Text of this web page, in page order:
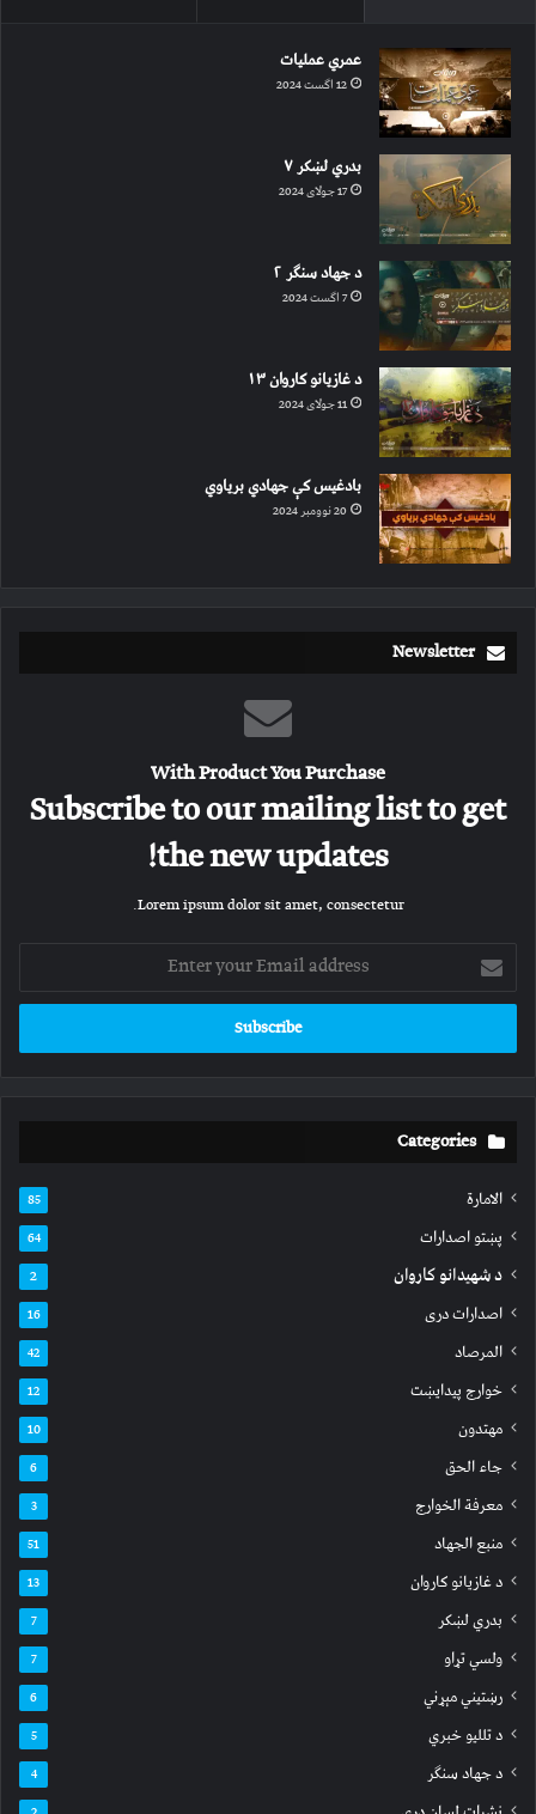
عمري عملیات
12 اگست 2024
بدري لښکر ۷
17 جولای 2024
د جهاد سنګر ۲
7 اگست 2024
د غازیانو کاروان ۱۳
11 جولای 2024
بادغیس کې جهادي بریاوي
20 نوومبر 2024
Newsletter
With Product You Purchase
Subscribe to our mailing list to get
the new updates!
Lorem ipsum dolor sit amet, consectetur.
Enter
your
Email
Categories
الامارة 85
پښتو اصدارات 64
د شهیدانو کاروان 2
اصدارات دری 16
المرصاد 42
خوارج پیدایښت 12
مهتدون 10
جاء الحق 6
معرفة الخوارج 3
منبع الجهاد 51
د غازیانو کاروان 13
بدري لښکر 7
ولسي تړاو 7
رښتیني مېړني 6
د تللیو خبري 5
د جهاد سنګر 4